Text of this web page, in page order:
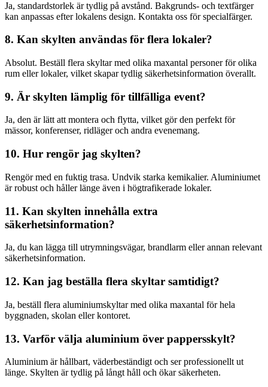
Ja, standardstorlek är tydlig på avstånd. Bakgrunds- och textfärger
kan anpassas efter lokalens design. Kontakta oss för specialfärger.
8. Kan skylten användas för flera lokaler?
Absolut. Beställ flera skyltar med olika maxantal personer för olika
rum eller lokaler, vilket skapar tydlig säkerhetsinformation överallt.
9. Är skylten lämplig för tillfälliga event?
Ja, den är lätt att montera och flytta, vilket gör den perfekt för
mässor, konferenser, ridläger och andra evenemang.
10. Hur rengör jag skylten?
Rengör med en fuktig trasa. Undvik starka kemikalier. Aluminiumet
är robust och håller länge även i högtrafikerade lokaler.
11. Kan skylten innehålla extra
säkerhetsinformation?
Ja, du kan lägga till utrymningsvägar, brandlarm eller annan relevant
säkerhetsinformation.
12. Kan jag beställa flera skyltar samtidigt?
Ja, beställ flera aluminiumskyltar med olika maxantal för hela
byggnaden, skolan eller kontoret.
13. Varför välja aluminium över pappersskylt?
Aluminium är hållbart, väderbeständigt och ser professionellt ut
länge. Skylten är tydlig på långt håll och ökar säkerheten.